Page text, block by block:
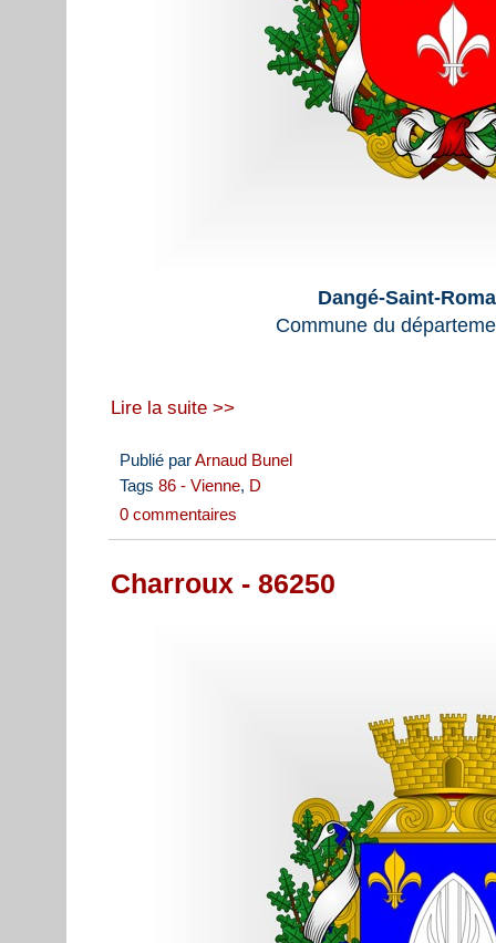
Dangé-Saint-
Commune du
Lire la suite >>
Publié parArnaud Bunel
Tags 86 - Vienne, D
0 commentaires
Charroux - 86250